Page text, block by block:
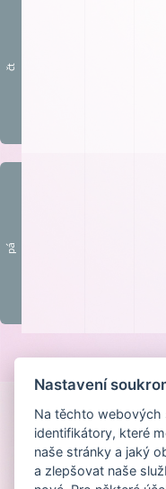
čt
pá
Nastavení
Na těchto webových
identifikátory, které
naše stránky a jaký
a zlepšovat naše